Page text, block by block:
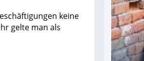
keine
gelte man als